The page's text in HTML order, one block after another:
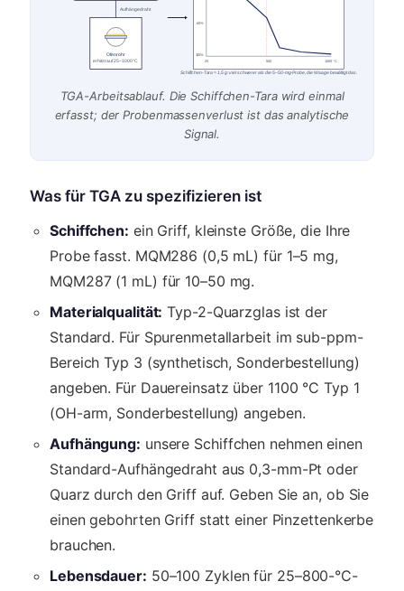
Aufhängedraht
Ofenrohr
erhitzt auf 25–1000 °C
25 500 1000 °C
100%
60%
Schiffchen-Tara ≈ 1,5 g: viel schwerer als die 5–50-mg-Probe, die Waage bewältigt das.
TGA-Arbeitsablauf. Die Schiffchen-Tara wird einmal
erfasst; der Probenmassenverlust ist das analytische
Signal.
Was für TGA zu spezifizieren ist
Schiffchen: ein Griff, kleinste Größe, die Ihre
Probe fasst. MQM286 (0,5 mL) für 1–5 mg,
MQM287 (1 mL) für 10–50 mg.
Materialqualität: Typ-2-Quarzglas ist der
Standard. Für Spurenmetallarbeit im sub-ppm-
Bereich Typ 3 (synthetisch, Sonderbestellung)
angeben. Für Dauereinsatz über 1100 °C Typ 1
(OH-arm, Sonderbestellung) angeben.
Aufhängung: unsere Schiffchen nehmen einen
Standard-Aufhängedraht aus 0,3-mm-Pt oder
Quarz durch den Griff auf. Geben Sie an, ob Sie
einen gebohrten Griff statt einer Pinzettenkerbe
brauchen.
Lebensdauer: 50–100 Zyklen für 25–800-°C-